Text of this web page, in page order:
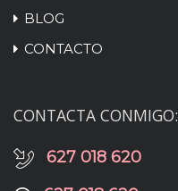
BLOG
CONTACTO
CONTACTA CONMIGO:
627 018 620